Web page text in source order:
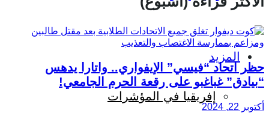
المزيد
إفريقيا في المؤشرات
حظر اتحاد “فيسي” الإيفواري.. واتارا يدهس
“بيادق” غباغبو على رقعة الحرم الجامعي!
أكتوبر 22, 2024